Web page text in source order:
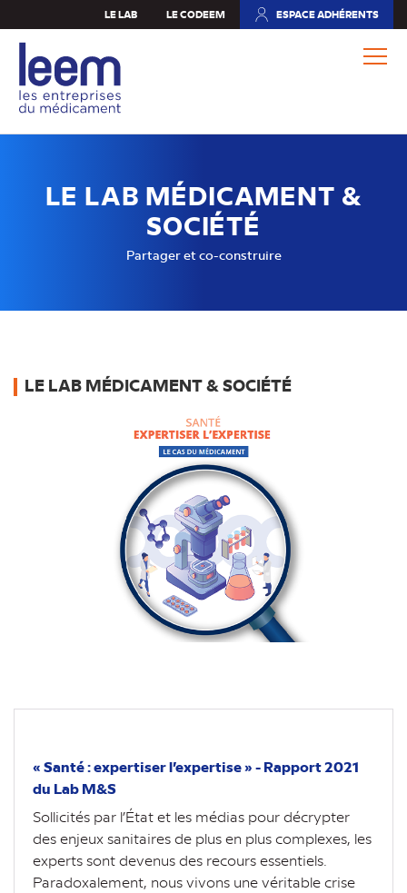
au
contenu
principal
LE LAB LE CODEEM ESPACE ADHÉRENTS
(NOUVEL
LE LAB MÉDICAMENT &
SOCIÉTÉ
Partager et co-construire
LE LAB MÉDICAMENT & SOCIÉTÉ
« Santé : expertiser l’expertise » - Rapport 2021
du Lab M&S
Sollicités par l’État et les médias pour décrypter
des enjeux sanitaires de plus en plus complexes, les
experts sont devenus des recours essentiels.
Paradoxalement, nous vivons une véritable crise